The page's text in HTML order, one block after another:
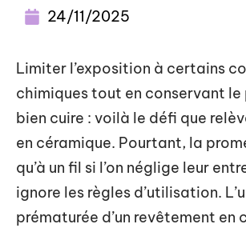
24/11/2025
Limiter l’exposition à certains
chimiques tout en conservant le
bien cuire : voilà le défi que
en céramique. Pourtant, la
qu’à un fil si l’on néglige leur
ignore les règles d’utilisation.
prématurée d’un revêtement en